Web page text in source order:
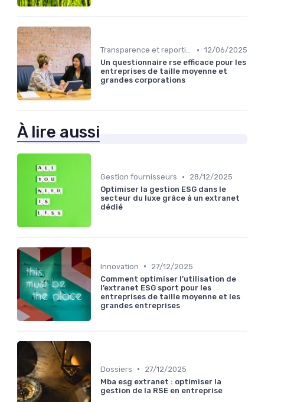
Transparence et reporting • 12/06/2025
Un questionnaire rse efficace pour les
entreprises de taille moyenne et
grandes corporations
À lire aussi
Gestion fournisseurs •
28/12/2025
Optimiser la gestion ESG dans le
secteur du luxe grâce à un extranet
dédié
Innovation •
27/12/2025
Comment optimiser l’utilisation de
l’extranet ESG sport pour les
entreprises de taille moyenne et les
grandes entreprises
Dossiers •
27/12/2025
Mba esg extranet : optimiser la
gestion de la RSE en entreprise